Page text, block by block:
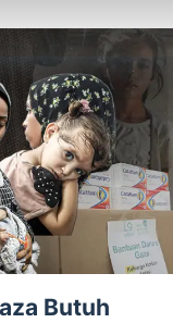
Butuh